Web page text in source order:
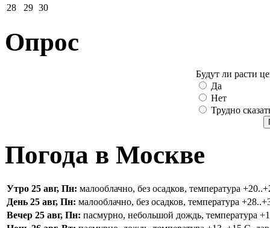
28
29 30
Опрос
Будут ли расти
Да
Нет
Трудно
Погода в Москве
Утро 25 авг, Пн: малооблачно, без осадков, температура
День 25 авг, Пн: малооблачно, без осадков, температура
Вечер 25 авг, Пн: пасмурно, небольшой дождь, температура